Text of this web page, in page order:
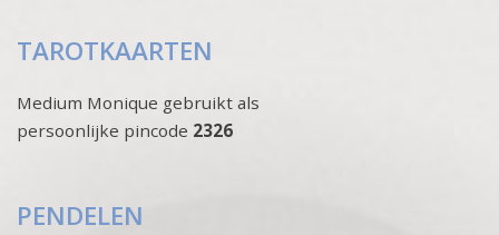
TAROTKAARTEN
Medium Monique gebruikt als
persoonlijke pincode 2326
PENDELEN